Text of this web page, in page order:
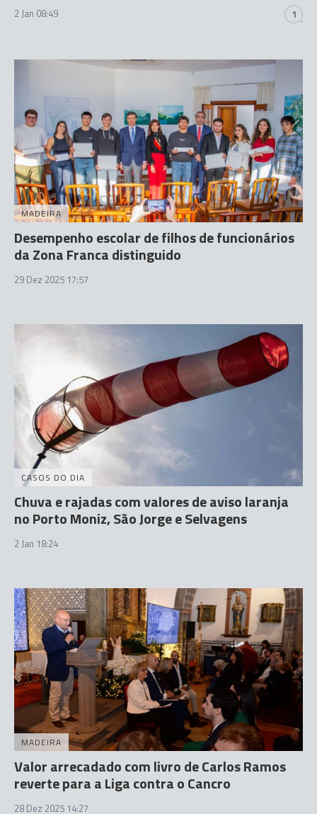
2 Jan 08:49 1
MADEIRA
Desempenho escolar de filhos de funcionários
da Zona Franca distinguido
29 Dez 2025 17:57
CASOS DO DIA
Chuva e rajadas com valores de aviso laranja
no Porto Moniz, São Jorge e Selvagens
2 Jan 18:24
MADEIRA
Valor arrecadado com livro de Carlos Ramos
reverte para a Liga contra o Cancro
28 Dez 2025 14:27